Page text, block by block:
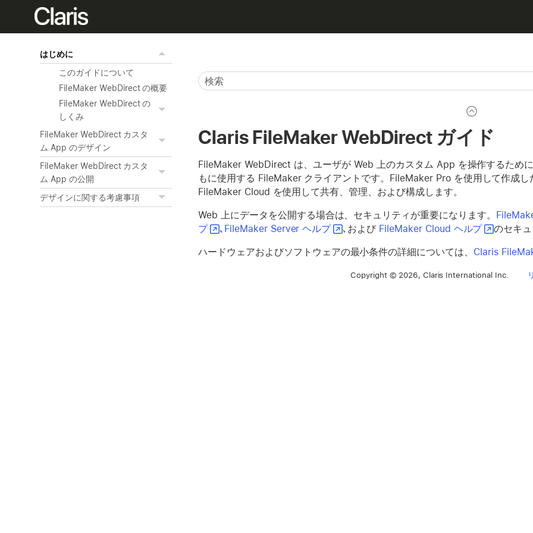
はじめに
このガイドについて
FileMaker WebDirect の概要
FileMaker WebDirect の
しくみ
FileMaker WebDirect カスタ
ム App のデザイン
FileMaker WebDirect カスタ
ム App の公開
デザインに関する考慮事項
Claris FileMaker WebDirect ガイド
FileMaker WebDirect は、ユーザが Web 上のカスタム App を操作するため
もに使用する FileMaker クライアントです。FileMaker Pro を使用して作成
FileMaker Cloud を使用して共有、管理、および構成します。
Web 上にデータを公開する場合は、セキュリティが重要になります。
プ
､ FileMaker Server ヘルプ ､および FileMaker Cloud ヘルプ のセキ
ハードウェアおよびソフトウェアの最小条件の詳細については、 Claris
Copyright © 2026, Claris International Inc.